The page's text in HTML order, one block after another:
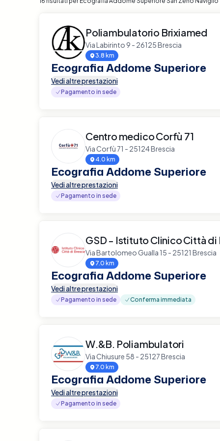
Poliambulatorio Brixiamed
Via Labirinto 9 - 26125 Brescia
3.8 km
Ecografia Addome Superiore
Vedi altre prestazioni
Pagamento in sede
Centro medico Corfù 71
Via Corfù 71 - 25124 Brescia
4.0 km
Ecografia Addome Superiore
Vedi altre prestazioni
Pagamento in sede
GSD - Istituto Clinico Città di
Via Bartolomeo Gualla 15 - 25121 Brescia
7.0 km
Ecografia Addome Superiore
Vedi altre prestazioni
Pagamento in sede Conferma immediata
W.&B. Poliambulatori
Via Chiusure 58 - 25127 Brescia
7.0 km
Ecografia Addome Superiore
Vedi altre prestazioni
Pagamento in sede